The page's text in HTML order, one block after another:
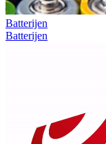
Batterijen
Batterijen